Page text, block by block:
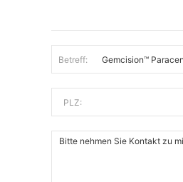
Betreff:
PLZ: